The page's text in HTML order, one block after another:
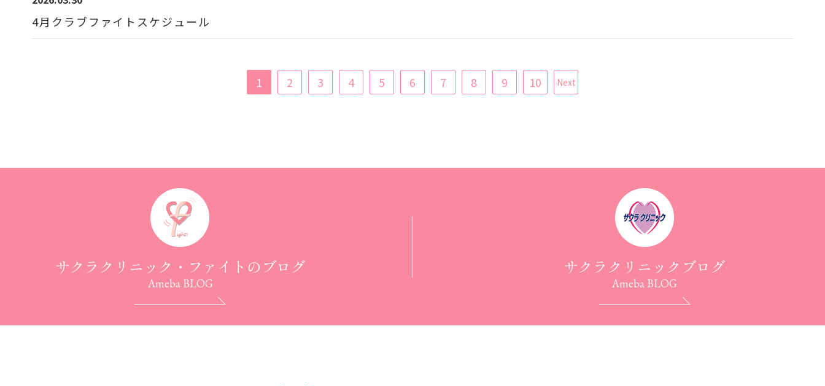
4月クラブファイトスケジュール
1 2 3 4 5 6 7 8 9 10 Next
サクラクリニック・ファイトのブログ
Ameba BLOG
サクラクリニックブログ
Ameba BLOG